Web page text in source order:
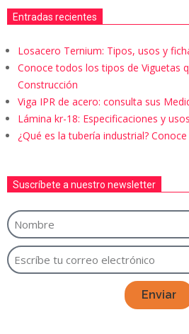
Entradas recientes
Losacero Ternium: Tipos, usos y
Conoce todos los tipos de Viguetas
Construcción
Viga IPR de acero: consulta sus
Lámina kr-18: Especificaciones y
¿Qué es la tubería industrial?
Suscríbete a nuestro newsletter
Enviar